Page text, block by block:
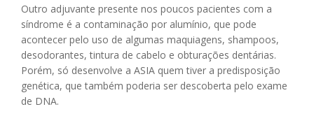
Outro adjuvante presente nos poucos pacientes com a
síndrome é a contaminação por alumínio, que pode
acontecer pelo uso de algumas maquiagens, shampoos,
desodorantes, tintura de cabelo e obturações dentárias.
Porém, só desenvolve a ASIA quem tiver a predisposição
genética, que também poderia ser descoberta pelo exame
de DNA.